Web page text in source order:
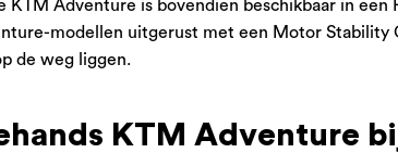
KTM Adventure is bovendien beschikbaar in een
modellen uitgerust met een Motor Stability
de weg liggen.
KTM Adventure